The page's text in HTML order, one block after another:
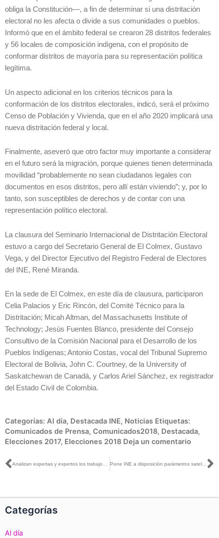
obliga la Constitución—, a fin de determinar si una distritación
electoral no les afecta o divide a sus comunidades o pueblos.
Informó que en el ámbito federal se crearon 28 distritos federales
y 56 locales de composición indígena, con el propósito de
conformar distritos de mayoría para su representación política
legítima.
Un aspecto adicional en los criterios técnicos para la
conformación de los distritos electorales, indicó, será el próximo
Censo de Población y Vivienda, que en el año 2020 implicará una
nueva distritación federal y local.
Finalmente, aseveró que otro factor muy importante a considerar
en el futuro será la migración, porque quienes tienen determinada
movilidad “probablemente no sean ciudadanos legales con
documentos en esos distritos, pero allí están viviendo”; y, por lo
tanto, son susceptibles de derechos y de contar con una
representación político electoral.
La clausura del Seminario Internacional de Distritación Electoral
estuvo a cargo del Secretario General de El Colmex, Gustavo
Vega, y del Director Ejecutivo del Registro Federal de Electores
del INE, René Miranda.
En la sede de El Colmex, en este día de clausura, participaron
Celia Palacios y Eric Rincón, del Comité Técnico para la
Distritación; Micah Altman, del Massachusetts Institute of
Technology; Jesús Fuentes Blanco, presidente del Consejo
Consultivo de la Comisión Nacional para el Desarrollo de los
Pueblos Indígenas; Antonio Costas, vocal del Tribunal Supremo
Electoral de Bolivia, John C. Courtney, de la University of
Saskatchewan de Canadá, y Carlos Ariel Sánchez, ex registrador
del Estado Civil de Colombia.
Categorías: Al día, Destacada INE, Noticias Etiquetas:
Comunicados de Prensa, Comunicados2018, Destacada,
Elecciones 2017, Elecciones 2018 Deja un comentario
Ant Pone INE a disposición parámetros satelitales para transmitir el Segundo Debate Presidencial
Categorías
Al día